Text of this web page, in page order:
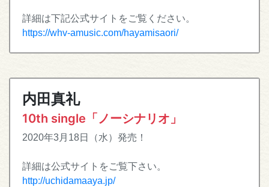
詳細は下記公式サイトをご覧ください。
https://whv-amusic.com/hayamisaori/
内田真礼
10th single「ノーシナリオ」
2020年3月18日（水）発売！
詳細は公式サイトをご覧下さい。
http://uchidamaaya.jp/